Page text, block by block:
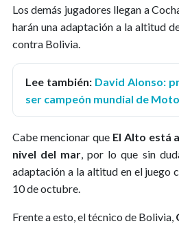
Los demás jugadores llegan a
harán una adaptación a la altitud
contra Bolivia.
Lee también: David Alonso:
ser campeón mundial de
Cabe mencionar que El Alto está
nivel del mar, por lo que sin
adaptación a la altitud en el juego
10 de octubre.
Frente a esto, el técnico de Bolivia,